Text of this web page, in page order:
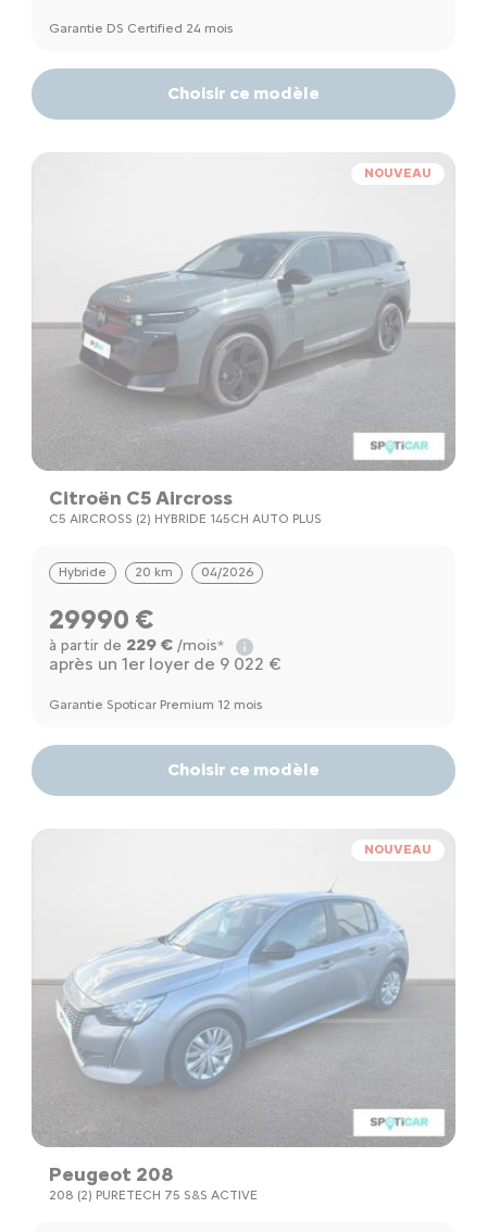
Garantie DS Certified 24 mois
Choisir ce modèle
NOUVEAU
Citroën C5 Aircross
C5 AIRCROSS (2) HYBRIDE 145CH AUTO PLUS
Hybride 20 km 04/2026
29990 €
à partir de 229 €/mois*
après un 1er loyer de 9 022 €
Garantie Spoticar Premium 12 mois
Choisir ce modèle
NOUVEAU
Peugeot 208
208 (2) PURETECH 75 S&S ACTIVE